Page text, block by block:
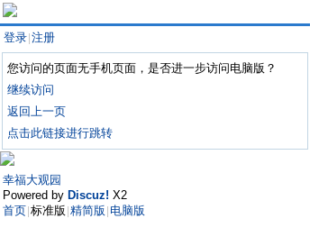
登录 注册
您访问的页面无手机页面，是否进一步访问电脑版？
继续访问
返回上一页
点击此链接进行跳转
幸福大观园
Powered by Discuz! X2
首页 标准版 精简版 电脑版